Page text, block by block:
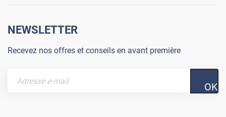
NEWSLETTER
Recevez nos offres et conseils en avant première
OK